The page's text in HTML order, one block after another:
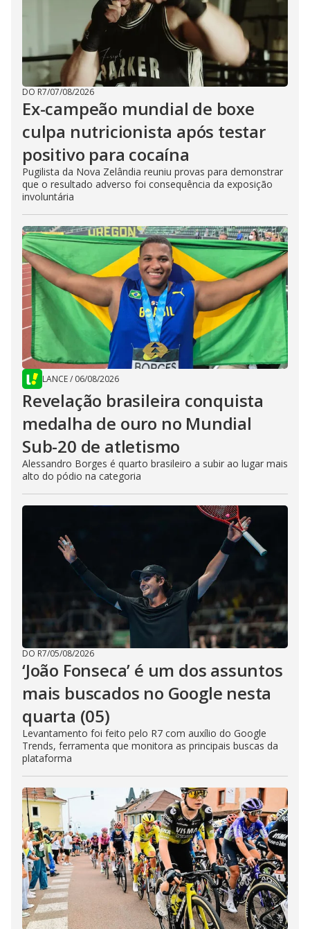
DO R7/07/08/2026
Ex-campeão mundial de boxe
culpa nutricionista após testar
positivo para cocaína
Pugilista da Nova Zelândia reuniu provas para demonstrar
que o resultado adverso foi consequência da exposição
involuntária
LANCE/ 06/08/2026
Revelação brasileira conquista
medalha de ouro no Mundial
Sub-20 de atletismo
Alessandro Borges é quarto brasileiro a subir ao lugar mais
alto do pódio na categoria
DO R7/05/08/2026
‘João Fonseca’ é um dos assuntos
mais buscados no Google nesta
quarta (05)
Levantamento foi feito pelo R7 com auxílio do Google
Trends, ferramenta que monitora as principais buscas da
plataforma